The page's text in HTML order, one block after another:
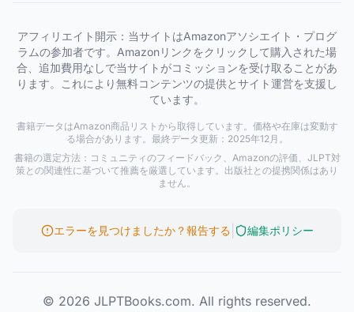
アフィリエイト開示：当サイトはAmazonアソシエイト・プログ
ラムの参加者です。Amazonリンクをクリックして購入された場
合、追加費用なしで当サイトがコミッションを受け取ることがあ
ります。これにより無料コンテンツの提供とサイト運営を支援し
ています。
書籍データはAmazon商品リストから取得しています。価格や在庫は変動す
る場合があります。最終データ更新：2025年12月。
書籍の選定方法：コミュニティのフィードバック、Amazonの評価、JLPT対
策との関連性に基づいて推薦を厳選しています。出版社との提携関係はあり
ません。
エラーを見つけましたか？報告する 編集ポリシー
© 2026 JLPTBooks.com. All rights reserved.